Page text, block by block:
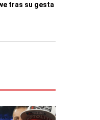
tras su gesta